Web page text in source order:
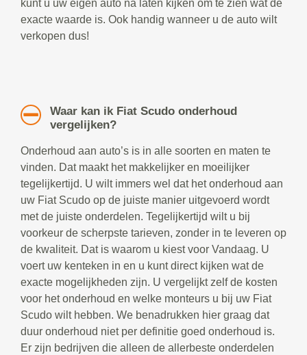
kunt u uw eigen auto na laten kijken om te zien wat de
exacte waarde is. Ook handig wanneer u de auto wilt
verkopen dus!
Waar kan ik Fiat Scudo onderhoud
vergelijken?
Onderhoud aan auto’s is in alle soorten en maten te
vinden. Dat maakt het makkelijker en moeilijker
tegelijkertijd. U wilt immers wel dat het onderhoud aan
uw Fiat Scudo op de juiste manier uitgevoerd wordt
met de juiste onderdelen. Tegelijkertijd wilt u bij
voorkeur de scherpste tarieven, zonder in te leveren op
de kwaliteit. Dat is waarom u kiest voor Vandaag. U
voert uw kenteken in en u kunt direct kijken wat de
exacte mogelijkheden zijn. U vergelijkt zelf de kosten
voor het onderhoud en welke monteurs u bij uw Fiat
Scudo wilt hebben. We benadrukken hier graag dat
duur onderhoud niet per definitie goed onderhoud is.
Er zijn bedrijven die alleen de allerbeste onderdelen